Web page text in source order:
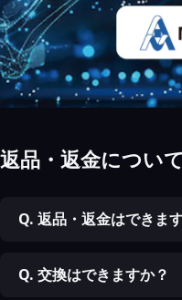
返品・返金について
Q. 返品・返金はできま
Q. 交換はできますか？